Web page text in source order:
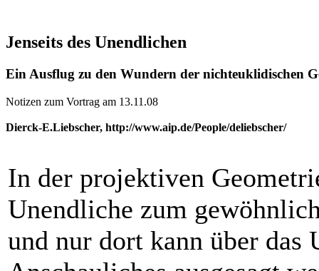
Jenseits des Unendlichen
Ein Ausflug zu den Wundern der nichteuklidischen
Notizen zum Vortrag am 13.11.08
Dierck-E.Liebscher, http://www.aip.de/People/deliebscher/
In der projektiven
Unendliche zum
und nur dort kann über das